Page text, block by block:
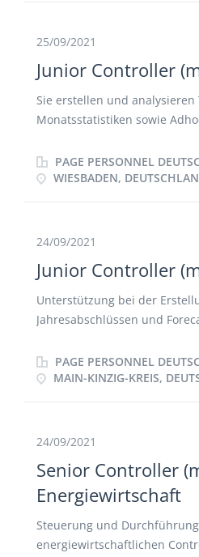
der relevanten Kennzahlen
betriebswirtschaftlicher
/ Business Cases
25/09/2021
Junior Controller
Sie erstellen und analysieren
Monatsstatistiken sowie
analysieren Differenzen Sie
Management-Informations-
Vertriebspartner Sie erstellen
Berichte in administrativen
IT)
PAGE PERSONNEL
WIESBADEN,
24/09/2021
Junior Controller
Unterstützung bei der
Jahresabschlüssen und
Präsentationen
Umsatzkostenanalyse
PAGE PERSONNEL
MAIN-KINZIG-KREIS,
24/09/2021
Senior Controller
Energiewirtschaft
Steuerung und
energiewirtschaftlichen